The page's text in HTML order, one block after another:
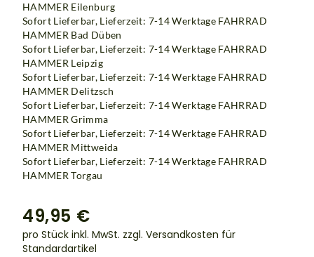
HAMMER Eilenburg
Sofort Lieferbar, Lieferzeit: 7-14 Werktage FAHRRAD
HAMMER Bad Düben
Sofort Lieferbar, Lieferzeit: 7-14 Werktage FAHRRAD
HAMMER Leipzig
Sofort Lieferbar, Lieferzeit: 7-14 Werktage FAHRRAD
HAMMER Delitzsch
Sofort Lieferbar, Lieferzeit: 7-14 Werktage FAHRRAD
HAMMER Grimma
Sofort Lieferbar, Lieferzeit: 7-14 Werktage FAHRRAD
HAMMER Mittweida
Sofort Lieferbar, Lieferzeit: 7-14 Werktage FAHRRAD
HAMMER Torgau
49,95 €
pro Stück inkl. MwSt. zzgl. Versandkosten für
Standardartikel